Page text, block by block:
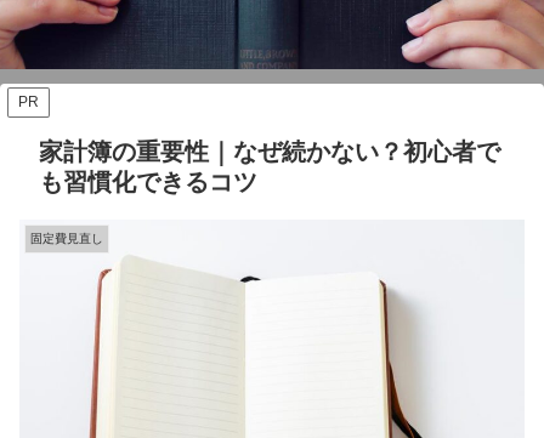
PR
家計簿の重要性｜なぜ続かない？初心者で
も習慣化できるコツ
固定費見直し